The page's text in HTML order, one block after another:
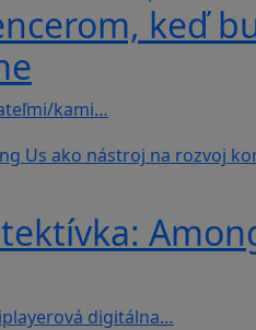
keď
kami…
digitálna…